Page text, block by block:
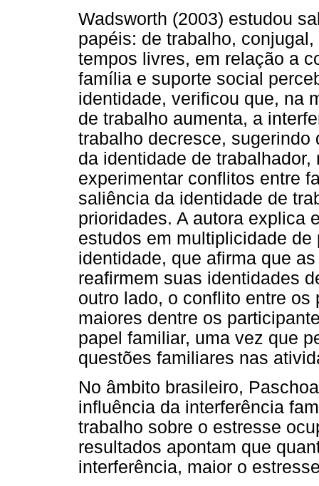
Wadsworth (2003) estudou
papéis: de trabalho,
tempos livres, em relação a
família e suporte social
identidade, verificou que, na
de trabalho aumenta, a
trabalho decresce,
da identidade de
experimentar conflitos entre
saliência da identidade de
prioridades. A autora explica
estudos em multiplicidade
identidade, que afirma que
reafirmem suas identidades
outro lado, o conflito entre
maiores dentre os
papel familiar, uma vez que
questões familiares nas
No âmbito brasileiro,
influência da interferência
trabalho sobre o estresse
resultados apontam que
interferência, maior o